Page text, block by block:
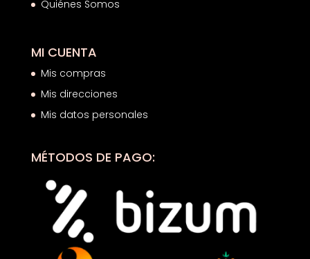
Quiénes Somos
MI CUENTA
Mis compras
Mis direcciones
Mis datos personales
MÉTODOS DE PAGO: